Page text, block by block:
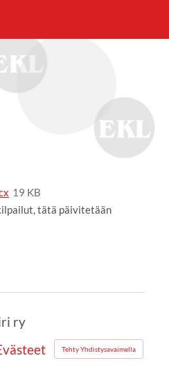
Piiri ry
19 KB
tätä päivitetään
ry
Tehty Yhdistysavaimella